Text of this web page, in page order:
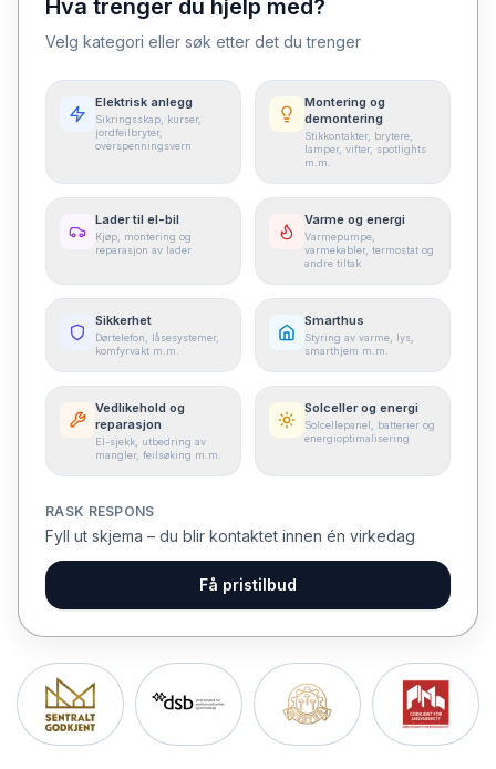
Hva trenger du hjelp med?
Velg kategori eller søk etter det du trenger
Elektrisk anlegg
Sikringsskap, kurser,
jordfeilbryter,
overspenningsvern
Montering og
demontering
Stikkontakter, brytere,
lamper, vifter, spotlights
m.m.
Lader til el-bil
Kjøp, montering og
reparasjon av lader
Varme og energi
Varmepumpe,
varmekabler, termostat og
andre tiltak
Sikkerhet
Dørtelefon, låsesystemer,
komfyrvakt m.m.
Smarthus
Styring av varme, lys,
smarthjem m.m.
Vedlikehold og
reparasjon
El-sjekk, utbedring av
mangler, feilsøking m.m.
Solceller og energi
Solcellepanel, batterier og
energioptimalisering
RASK RESPONS
Fyll ut skjema – du blir kontaktet innen én virkedag
Få pristilbud